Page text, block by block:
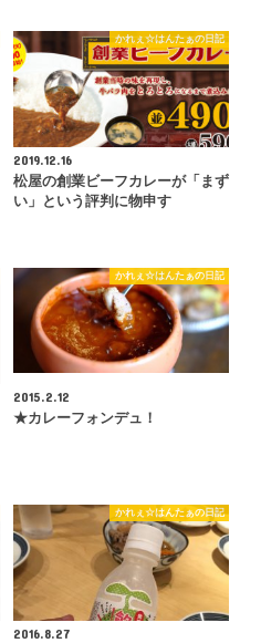
かれぇ☆はんたぁの日記
2019.12.16
松屋の創業ビーフカレーが「まず
い」という評判に物申す
かれぇ☆はんたぁの日記
2015.2.12
★カレーフォンデュ！
かれぇ☆はんたぁの日記
2016.8.27